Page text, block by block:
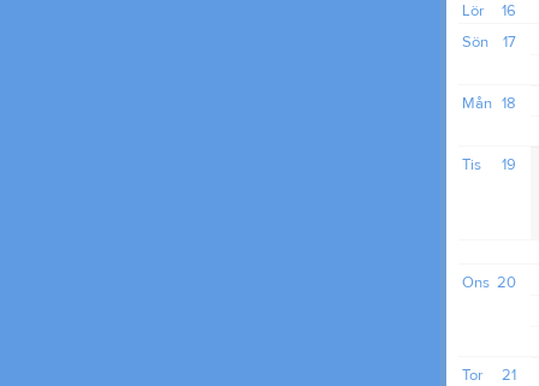
16
Lör
17
Sön
18
Mån
19
Tis
20
Ons
21
Tor